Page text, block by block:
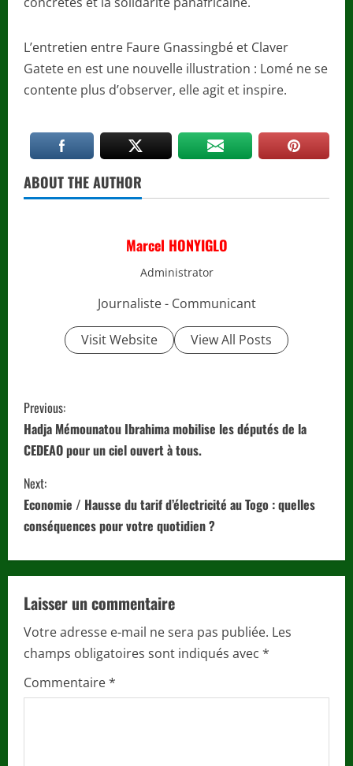
L’entretien entre Faure Gnassingbé et Claver
Gatete en est une nouvelle illustration : Lomé ne se
contente plus d’observer, elle agit et inspire.
ABOUT THE AUTHOR
Marcel HONYIGLO
Administrator
Journaliste - Communicant
Visit Website View All Posts
C
o
n
t
i
n
u
e
R
e
Previous:
Hadja Mémounatou Ibrahima mobilise les députés de la
CEDEAO pour un ciel ouvert à tous.
Next:
Economie / Hausse du tarif d’électricité au Togo : quelles
conséquences pour votre quotidien ?
Laisser un commentaire
Votre adresse e-mail ne sera pas publiée. Les
champs obligatoires sont indiqués avec *
Commentaire*